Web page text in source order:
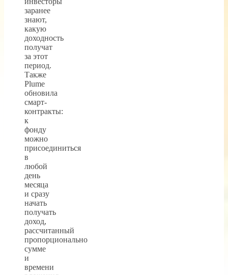
заранее
знают,
какую
доходность
получат
за этот
период.
Также
Plume
обновила
смарт-
контракты:
к
фонду
можно
присоединиться
в
любой
день
месяца
и сразу
начать
получать
доход,
рассчитанный
пропорционально
сумме
и
времени